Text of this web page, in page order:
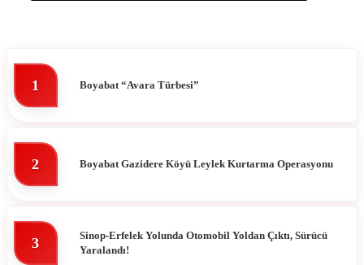
1 Boyabat “Avara Türbesi”
2 Boyabat Gazidere Köyü Leylek Kurtarma Operasyonu
3
Sinop-Erfelek Yolunda Otomobil Yoldan Çıktı, Sürücü
Yaralandı!